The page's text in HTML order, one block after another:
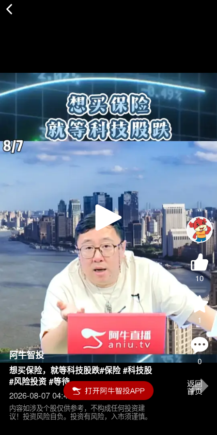
Play
Video
10
1
0
阿牛智投
想买保险，就等科技股跌#保险 #科技股
#风险投资 #等待
2026-08-07 04:45
内容如涉及个股仅供参考，不构成任何投资建
议！投资风险自负。投资有风险，入市须谨慎。